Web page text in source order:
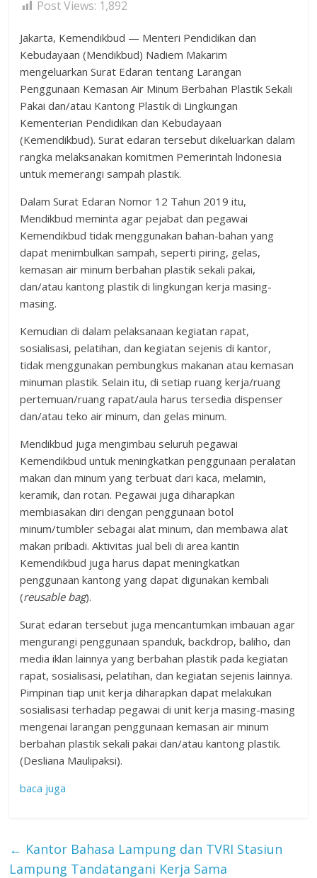
Post Views: 1,892
Jakarta, Kemendikbud — Menteri Pendidikan dan
Kebudayaan (Mendikbud) Nadiem Makarim
mengeluarkan Surat Edaran tentang Larangan
Penggunaan Kemasan Air Minum Berbahan Plastik Sekali
Pakai dan/atau Kantong Plastik di Lingkungan
Kementerian Pendidikan dan Kebudayaan
(Kemendikbud). Surat edaran tersebut dikeluarkan dalam
rangka melaksanakan komitmen Pemerintah lndonesia
untuk memerangi sampah plastik.
Dalam Surat Edaran Nomor 12 Tahun 2019 itu,
Mendikbud meminta agar pejabat dan pegawai
Kemendikbud tidak menggunakan bahan-bahan yang
dapat menimbulkan sampah, seperti piring, gelas,
kemasan air minum berbahan plastik sekali pakai,
dan/atau kantong plastik di lingkungan kerja masing-
masing.
Kemudian di dalam pelaksanaan kegiatan rapat,
sosialisasi, pelatihan, dan kegiatan sejenis di kantor,
tidak menggunakan pembungkus makanan atau kemasan
minuman plastik. Selain itu, di setiap ruang kerja/ruang
pertemuan/ruang rapat/aula harus tersedia dispenser
dan/atau teko air minum, dan gelas minum.
Mendikbud juga mengimbau seluruh pegawai
Kemendikbud untuk meningkatkan penggunaan peralatan
makan dan minum yang terbuat dari kaca, melamin,
keramik, dan rotan. Pegawai juga diharapkan
membiasakan diri dengan penggunaan botol
minum/tumbler sebagai alat minum, dan membawa alat
makan pribadi. Aktivitas jual beli di area kantin
Kemendikbud juga harus dapat meningkatkan
penggunaan kantong yang dapat digunakan kembali
(reusable bag).
Surat edaran tersebut juga mencantumkan imbauan agar
mengurangi penggunaan spanduk, backdrop, baliho, dan
media iklan lainnya yang berbahan plastik pada kegiatan
rapat, sosialisasi, pelatihan, dan kegiatan sejenis lainnya.
Pimpinan tiap unit kerja diharapkan dapat melakukan
sosialisasi terhadap pegawai di unit kerja masing-masing
mengenai larangan penggunaan kemasan air minum
berbahan plastik sekali pakai dan/atau kantong plastik.
(Desliana Maulipaksi).
baca juga
← Kantor Bahasa Lampung dan TVRI Stasiun
Lampung Tandatangani Kerja Sama